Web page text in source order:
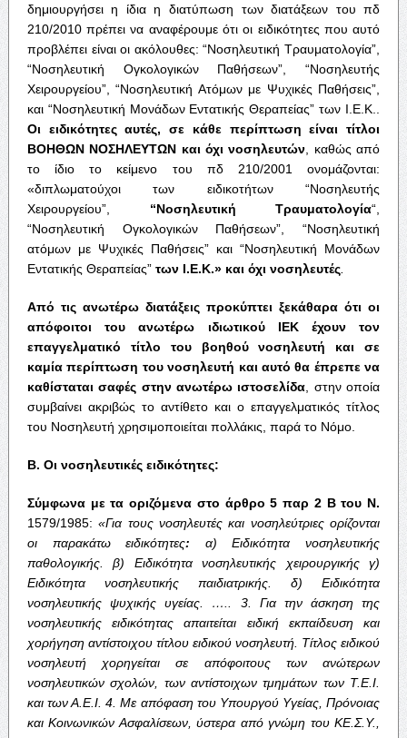
δημιουργήσει η ίδια η διατύπωση των διατάξεων του πδ
210/2010 πρέπει να αναφέρουμε ότι οι ειδικότητες που αυτό
προβλέπει είναι οι ακόλουθες: “Νοσηλευτική Τραυματολογία”,
“Νοσηλευτική Ογκολογικών Παθήσεων”, “Νοσηλευτής
Χειρουργείου”, “Νοσηλευτική Ατόμων με Ψυχικές Παθήσεις”,
και “Νοσηλευτική Μονάδων Εντατικής Θεραπείας” των Ι.Ε.Κ..
Οι
ειδικότητες αυτές,σε κάθε περίπτωση είναι
τίτλοι
ΒΟΗΘΩΝ ΝΟΣΗΛΕΥΤΩΝ και όχι νοσηλευτών , καθώς από
το ίδιο το κείμενο του πδ 210/2001 ονομάζονται:
«διπλωματούχοι των ειδικοτήτων “Νοσηλευτής
Χειρουργείου”, “Νοσηλευτική Τραυματολογία“,
“Νοσηλευτική Ογκολογικών Παθήσεων”, “Νοσηλευτική
ατόμων με Ψυχικές Παθήσεις” και “Νοσηλευτική Μονάδων
Εντατικής Θεραπείας” των Ι.Ε.Κ.» και όχι νοσηλευτές.
Από τις ανωτέρω διατάξεις προκύπτει ξεκάθαρα ότι οι
απόφοιτοι
του ανωτέρω ιδιωτικού ΙΕΚ έχουν
τον
επαγγελματικό
τίτλο του βοηθού νοσηλευτή και
σε
καμία περίπτωση του νοσηλευτή και αυτό θα έπρεπε να
καθίσταται σαφές στην ανωτέρω ιστοσελίδα , στην οποία
συμβαίνει ακριβώς το αντίθετο και ο επαγγελματικός τίτλος
του Νοσηλευτή χρησιμοποιείται πολλάκις, παρά το Νόμο.
Β. Οι νοσηλευτικές ειδικότητες:
Σύμφωνα με τα οριζόμενα στο άρθρο 5παρ 2 Β του Ν.
1579/1985:«Για τους νοσηλευτές και νοσηλεύτριες ορίζονται
οι
παρακάτω ειδικότητες: α)Ειδικότητα
νοσηλευτικής
παθολογικής.β) Ειδικότητα νοσηλευτικής χειρουργικής γ)
Ειδικότητα
νοσηλευτικής παιδιατρικής .δ)Ειδικότητα
νοσηλευτικής ψυχικής υγείας . ….. 3. Για την άσκηση της
νοσηλευτικής
ειδικότητας απαιτείται ειδική εκπαίδευση
και
χορήγηση αντίστοιχου τίτλου ειδικού νοσηλευτή Τίτλος ειδικού
νοσηλευτή
χορηγείται σε απόφοιτους των
ανώτερων
νοσηλευτικών σχολών των αντίστοιχων τμημάτων των Τ.Ε.Ι
και των Α .Ε.Ι . 4.Με απόφαση του Υπουργού Υγείας,Πρόνοιας
και Κοινωνικών Ασφαλίσεων,ύστερα από γνώμη του ΚΕ.Σ. Υ.,